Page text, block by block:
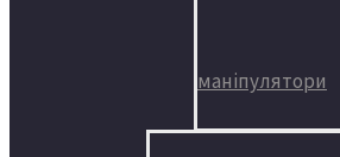
маніпулятори